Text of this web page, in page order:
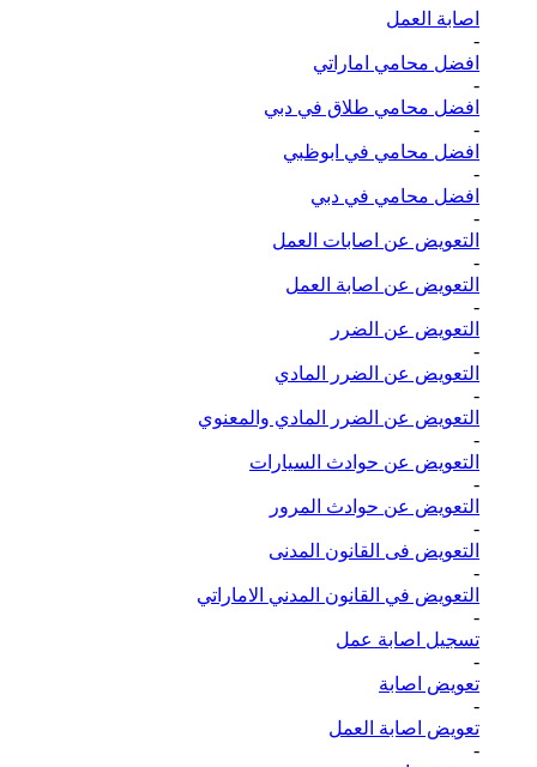
اصابة العمل
-
افضل محامي اماراتي
-
افضل محامي طلاق في دبي
-
افضل محامي في ابوظبي
-
افضل محامي في دبي
-
التعويض عن اصابات العمل
-
التعويض عن اصابة العمل
-
التعويض عن الضرر
-
التعويض عن الضرر المادي
-
التعويض عن الضرر المادي والمعنوي
-
التعويض عن حوادث السيارات
-
التعويض عن حوادث المرور
-
التعويض فى القانون المدنى
-
التعويض في القانون المدني الاماراتي
-
تسجيل اصابة عمل
-
تعويض اصابة
-
تعويض اصابة العمل
-